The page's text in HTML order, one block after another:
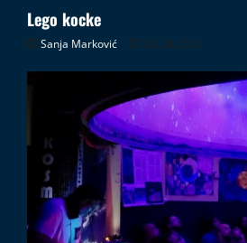
Lego kocke
Sanja Marković 02.08.2026